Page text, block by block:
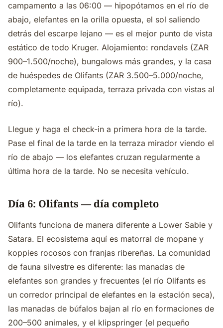
campamento a las 06:00 — hipopótamos en el río de
abajo, elefantes en la orilla opuesta, el sol saliendo
detrás del escarpe lejano — es el mejor punto de vista
estático de todo Kruger. Alojamiento: rondavels (ZAR
900–1.500/noche), bungalows más grandes, y la casa
de huéspedes de Olifants (ZAR 3.500–5.000/noche,
completamente equipada, terraza privada con vistas al
río).
Llegue y haga el check-in a primera hora de la tarde.
Pase el final de la tarde en la terraza mirador viendo el
río de abajo — los elefantes cruzan regularmente a
última hora de la tarde. No se necesita vehículo.
Día 6: Olifants — día completo
Olifants funciona de manera diferente a Lower Sabie y
Satara. El ecosistema aquí es matorral de mopane y
koppies rocosos con franjas ribereñas. La comunidad
de fauna silvestre es diferente: las manadas de
elefantes son grandes y frecuentes (el río Olifants es
un corredor principal de elefantes en la estación seca),
las manadas de búfalos bajan al río en formaciones de
200–500 animales, y el klipspringer (el pequeño